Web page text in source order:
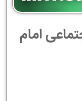
امام